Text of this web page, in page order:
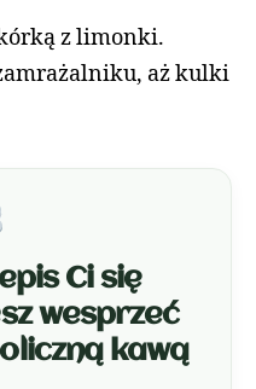
z limonki.
aż kulki
Ci się
wesprzeć
kawą